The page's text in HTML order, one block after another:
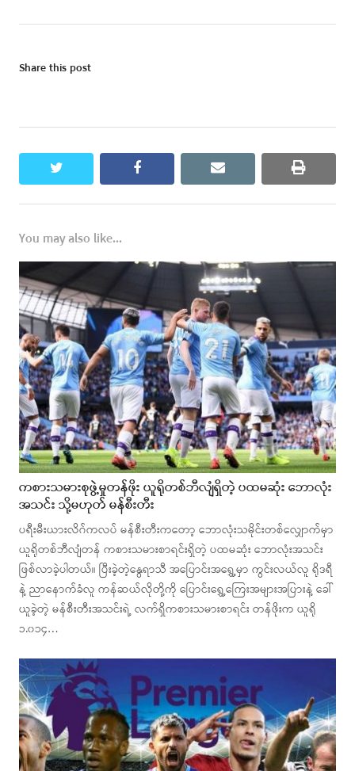
Share this post
twitter facebook email print
You may also like...
ကစားသမားစုဖွဲ့မှုတန်ဖိုး ယူရိုတစ်ဘီလျံရှိတဲ့ ပထမဆုံး ဘောလုံး
အသင်း သို့မဟုတ် မန်စီးတီး
ပရီးမီးယားလိဂ်ကလပ် မန်စီးတီးကတော့ ဘောလုံးသမိုင်းတစ်လျှောက်မှာ
ယူရိုတစ်ဘီလျံတန် ကစားသမားစာရင်းရှိတဲ့ ပထမဆုံး ဘောလုံးအသင်း
ဖြစ်လာခဲ့ပါတယ်။ ပြီးခဲ့တဲ့နွေရာသီ အပြောင်းအရွှေ့မှာ ကွင်းလယ်လူ ရိုဒရီ
နဲ့ ညာနောက်ခံလူ ကန်ဆယ်လိုတို့ကို ပြောင်းရွှေ့ကြေးအများအပြားနဲ့ ခေါ်
ယူခဲ့တဲ့ မန်စီးတီးအသင်းရဲ့ လက်ရှိကစားသမားစာရင်း တန်ဖိုးက ယူရို
၁.၀၁၄…